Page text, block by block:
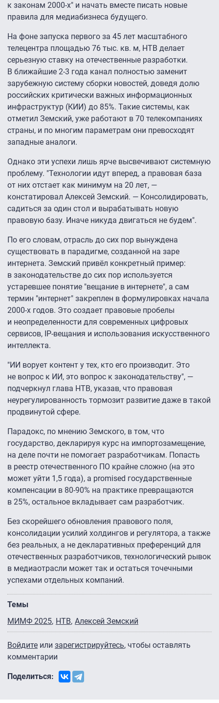
к законам 2000-х" и начать вместе писать новые
правила для медиабизнеса будущего.
На фоне запуска первого за 45 лет масштабного
телецентра площадью 76 тыс. кв. м, НТВ делает
серьезную ставку на отечественные разработки.
В ближайшие 2-3 года канал полностью заменит
зарубежную систему сборки новостей, доведя долю
российских критически важных информационных
инфраструктур (КИИ) до 85%. Такие системы, как
отметил Земский, уже работают в 70 телекомпаниях
страны, и по многим параметрам они превосходят
западные аналоги.
Однако эти успехи лишь ярче высвечивают системную
проблему. "Технологии идут вперед, а правовая база
от них отстает как минимум на 20 лет, —
констатировал Алексей Земский. — Консолидировать,
садиться за один стол и вырабатывать новую
правовую базу. Иначе никуда двигаться не будем".
По его словам, отрасль до сих пор вынуждена
существовать в парадигме, созданной на заре
интернета. Земский привёл конкретный пример:
в законодательстве до сих пор используется
устаревшее понятие "вещание в интернете", а сам
термин "интернет" закреплен в формулировках начала
2000-х годов. Это создает правовые пробелы
и неопределенности для современных цифровых
сервисов, IP-вещания и использования искусственного
интеллекта.
"ИИ ворует контент у тех, кто его производит. Это
не вопрос к ИИ, это вопрос к законодательству", —
подчеркнул глава НТВ, указав, что правовая
неурегулированность тормозит развитие даже в такой
продвинутой сфере.
Парадокс, по мнению Земского, в том, что
государство, декларируя курс на импортозамещение,
на деле почти не помогает разработчикам. Попасть
в реестр отечественного ПО крайне сложно (на это
может уйти 1,5 года), а promised государственные
компенсации в 80-90% на практике превращаются
в 25%, остальное вкладывает сам разработчик.
Без скорейшего обновления правового поля,
консолидации усилий холдингов и регулятора, а также
без реальных, а не декларативных преференций для
отечественных разработчиков, технологический рывок
в медиаотрасли может так и остаться точечными
успехами отдельных компаний.
Темы
МИМФ 2025 НТВ Алексей Земский
Войдите или зарегистрируйтесь, чтобы оставлять
комментарии
Поделиться: